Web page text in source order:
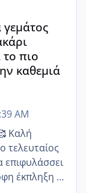
πιο
καθεμιά
AM
Καλή
τελευταίος
επιφυλάσσει
έκπληξη 🧿